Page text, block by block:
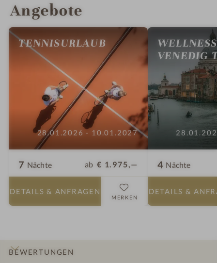
Angebote
TENNISURLAUB
28.01.2026 - 10.01.2027
7 Nächte ab € 1.975,—
DETAILS & ANFRAGEN
MERKEN
VENEDIG
4 Nächte
DETAILS &
BEWERTUNGEN